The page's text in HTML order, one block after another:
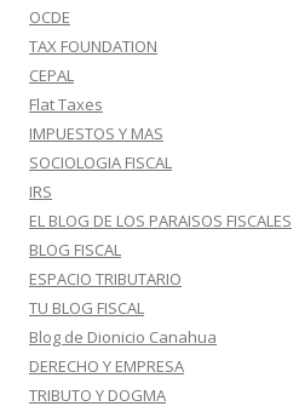
OCDE
TAX FOUNDATION
CEPAL
Flat Taxes
IMPUESTOS Y MAS
SOCIOLOGIA FISCAL
IRS
EL BLOG DE LOS PARAISOS FISCALES
BLOG FISCAL
ESPACIO TRIBUTARIO
TU BLOG FISCAL
Blog de Dionicio Canahua
DERECHO Y EMPRESA
TRIBUTO Y DOGMA